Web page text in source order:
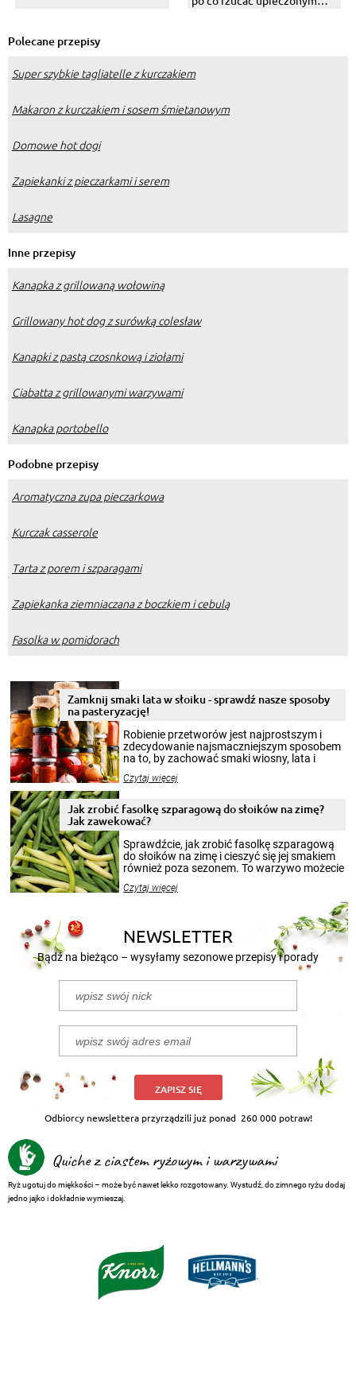
Polecane przepisy
Super szybkie tagliatelle z kurczakiem
Makaron z kurczakiem i sosem śmietanowym
Domowe hot dogi
Zapiekanki z pieczarkami i serem
Lasagne
Inne przepisy
Kanapka z grillowaną wołowiną
Grillowany hot dog z surówką colesław
Kanapki z pastą czosnkową i ziołami
Ciabatta z grillowanymi warzywami
Kanapka portobello
Podobne przepisy
Aromatyczna zupa pieczarkowa
Kurczak casserole
Tarta z porem i szparagami
Zapiekanka ziemniaczana z boczkiem i cebulą
Fasolka w pomidorach
Zamknij smaki lata w słoiku - sprawdź nasze sposoby
na pasteryzację!
Robienie przetworów jest najprostszym i
zdecydowanie najsmaczniejszym sposobem
na to, by zachować smaki wiosny, lata i
krajobrazów, by cieszyć nimi oko w sezonie
pełni poczuć atmosferę cieplejszych
miesięcy. Przygotowanie słoików ze
patenty, które pozwolą zachować świeżość
przetworów.
Czytaj więcej
Jak zrobić fasolkę szparagową do słoików na zimę?
Jak zawekować?
Sprawdźcie, jak zrobić fasolkę szparagową
do słoików na zimę i cieszyć się jej smakiem
również poza sezonem. To warzywo możecie
nasze propozycje!
Czytaj więcej
NEWSLETTER
Bądź na bieżąco – wysyłamy sezonowe przepisy i porady
ZAPISZ SIĘ
Odbiorcy newslettera przyrządzili już ponad 260 000 potraw!
Quiche z ciastem ryżowym i warzywami
Ryż ugotuj do miękkości – może być nawet lekko rozgotowany. Wystudź, do zimnego ryżu dodaj
jedno jajko i dokładnie wymieszaj.